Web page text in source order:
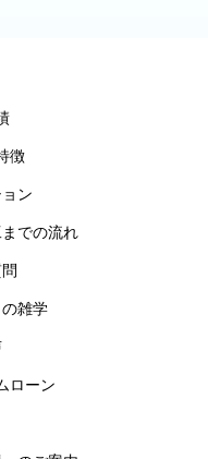
徴
ン
での流れ
雑学
ローン